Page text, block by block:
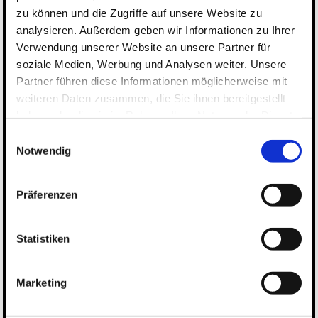
zu können und die Zugriffe auf unsere Website zu
analysieren. Außerdem geben wir Informationen zu Ihrer
Verwendung unserer Website an unsere Partner für
soziale Medien, Werbung und Analysen weiter. Unsere
Partner führen diese Informationen möglicherweise mit
weiteren Daten zusammen, die Sie ihnen bereitgestellt
Notwendig
Präferenzen
Statistiken
Marketing